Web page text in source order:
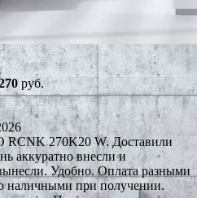
руб.
RCNK 270K20 W. Доставили
аккуратно внесли и
Удобно. Оплата разными
наличными при получении.